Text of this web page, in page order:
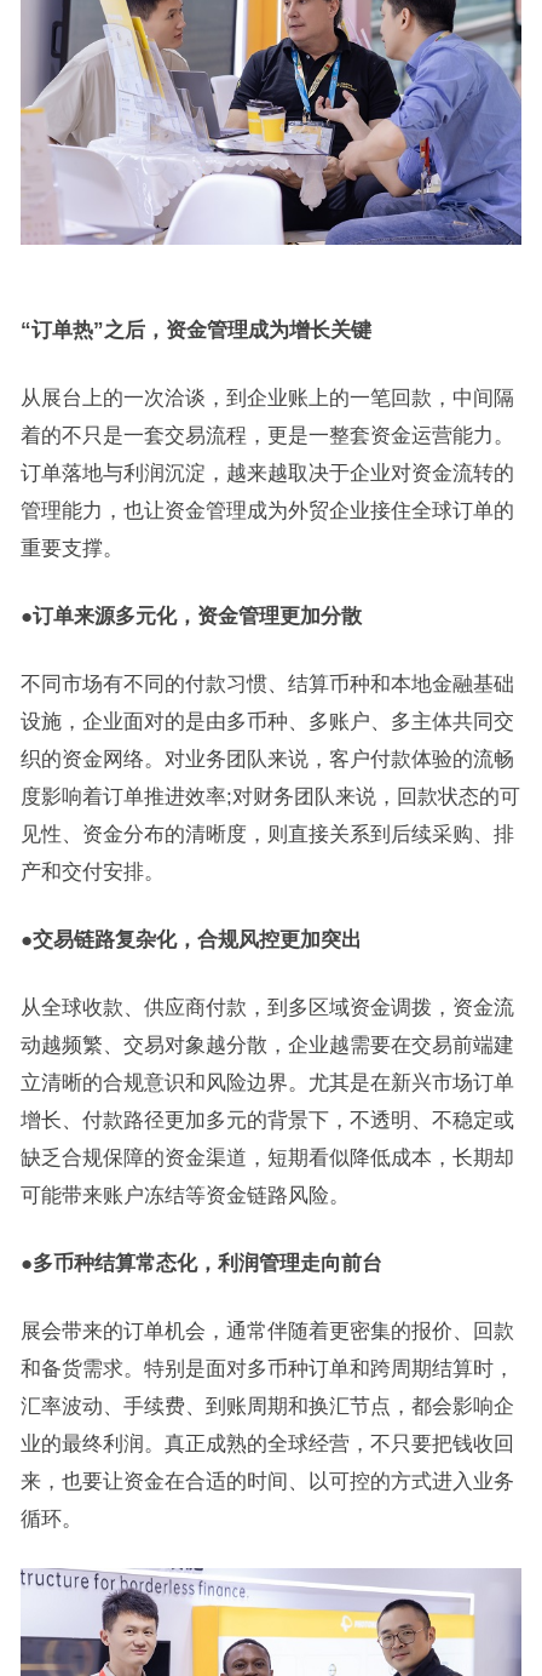
“订单热”之后，资金管理成为增长关键
从展台上的一次洽谈，到企业账上的一笔回款，中间隔
着的不只是一套交易流程，更是一整套资金运营能力。
订单落地与利润沉淀，越来越取决于企业对资金流转的
管理能力，也让资金管理成为外贸企业接住全球订单的
重要支撑。
●订单来源多元化，资金管理更加分散
不同市场有不同的付款习惯、结算币种和本地金融基础
设施，企业面对的是由多币种、多账户、多主体共同交
织的资金网络。对业务团队来说，客户付款体验的流畅
度影响着订单推进效率;对财务团队来说，回款状态的可
见性、资金分布的清晰度，则直接关系到后续采购、排
产和交付安排。
●交易链路复杂化，合规风控更加突出
从全球收款、供应商付款，到多区域资金调拨，资金流
动越频繁、交易对象越分散，企业越需要在交易前端建
立清晰的合规意识和风险边界。尤其是在新兴市场订单
增长、付款路径更加多元的背景下，不透明、不稳定或
缺乏合规保障的资金渠道，短期看似降低成本，长期却
可能带来账户冻结等资金链路风险。
●多币种结算常态化，利润管理走向前台
展会带来的订单机会，通常伴随着更密集的报价、回款
和备货需求。特别是面对多币种订单和跨周期结算时，
汇率波动、手续费、到账周期和换汇节点，都会影响企
业的最终利润。真正成熟的全球经营，不只要把钱收回
来，也要让资金在合适的时间、以可控的方式进入业务
循环。